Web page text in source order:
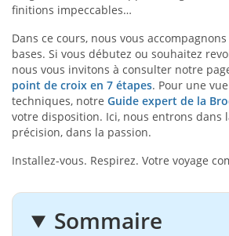
finitions impeccables…
Dans ce cours, nous vous
bases. Si vous débutez ou souhaitez
nous vous invitons à consulter notre
point de croix en 7 étapes. Pour une
techniques, notre Guide expert de la
votre disposition. Ici, nous entrons dans
précision, dans la passion.
Installez-vous. Respirez. Votre voyage
Sommaire